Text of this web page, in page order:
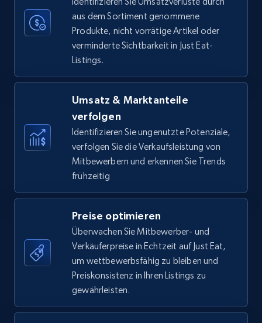
rating object, Product rating max, Rating,
Author name, Asin, and more.
7.4K+ 870+ Jetzt anfangen
Specifications, Image urls, Top reviews, and
5.6K+ 875+ Jetzt anfangen
aus dem Sortiment genommene
Produkte, nicht vorrätige Artikel oder
verminderte Sichtbarkeit in Just Eat-
Listings.
Umsatz & Marktanteile
verfolgen
Identifizieren Sie ungenutzte Potenziale,
verfolgen Sie die Verkaufsleistung von
Mitbewerbern und erkennen Sie Trends
frühzeitig
Preise optimieren
Überwachen Sie Mitbewerber- und
Verkäuferpreise in Echtzeit auf Just Eat,
um wettbewerbsfähig zu bleiben und
Preiskonsistenz in Ihren Listings zu
gewährleisten.